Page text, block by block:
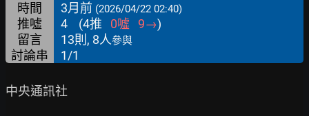
時間 3月前 (2026/04/22 02:40)
推噓 4 (4推 0噓 9→)
留言
13則, 8人參與
討論串 1/1
中央通訊社